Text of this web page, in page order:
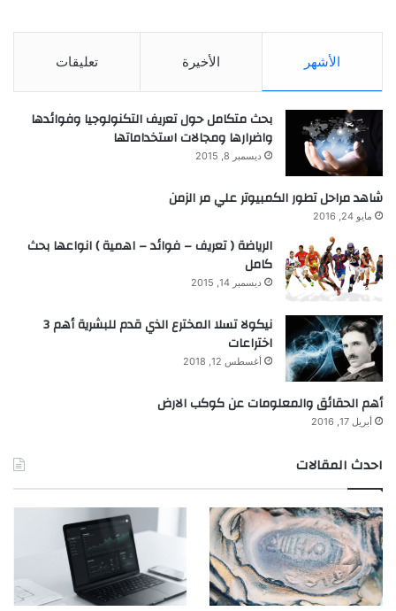
الأشهر الأخيرة تعليقات
بحث متكامل حول تعريف التكنولوجيا وفوائدها
واضرارها ومجالات استخداماتها
ديسمبر 8, 2015
شاهد مراحل تطور الكمبيوتر علي مر الزمن
مايو 24, 2016
الرياضة ( تعريف – فوائد – اهمية ) انواعها بحث
كامل
ديسمبر 14, 2015
نيكولا تسلا المخترع الذي قدم للبشرية أهم 3
اختراعات
أغسطس 12, 2018
أهم الحقائق والمعلومات عن كوكب الارض
أبريل 17, 2016
احدث المقالات